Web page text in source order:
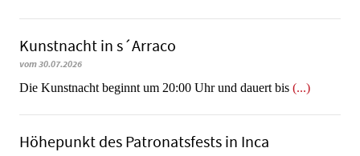
Kunstnacht in s´Arraco
vom 30.07.2026
Die Kunstnacht beginnt um 20:00 Uhr und dauert bis (...)
Höhepunkt des Patronatsfests in Inca